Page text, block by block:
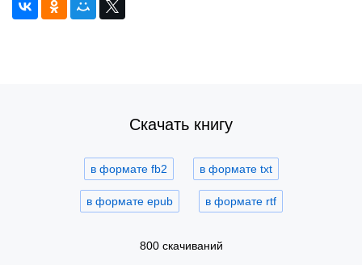
Скачать книгу
в формате fb2 в формате txt
в формате epub в формате rtf
800 скачиваний